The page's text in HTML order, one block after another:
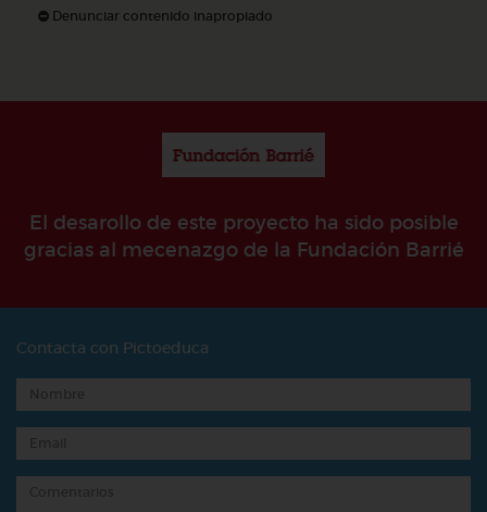
Denunciar contenido inapropiado
El desarollo de este proyecto ha sido posible
gracias al mecenazgo de la Fundación Barrié
Contacta con Pictoeduca